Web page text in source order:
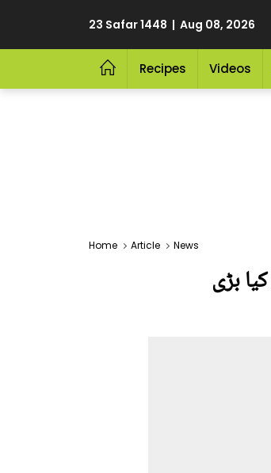
23 Safar 1448 | Aug 08, 2026
Recipes Videos
Home Article News
بڑی